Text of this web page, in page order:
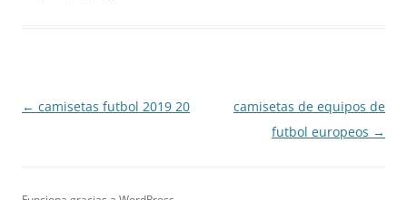
Navegación
← camisetas futbol 2019 20
camisetas de equipos de
futbol europeos →